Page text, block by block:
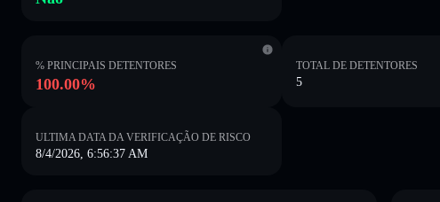
% PRINCIPAIS DETENTORES
100.00%
TOTAL DE DETENTORES
5
ULTIMA DATA DA VERIFICAÇÃO DE RISCO
8/4/2026, 6:56:37 AM